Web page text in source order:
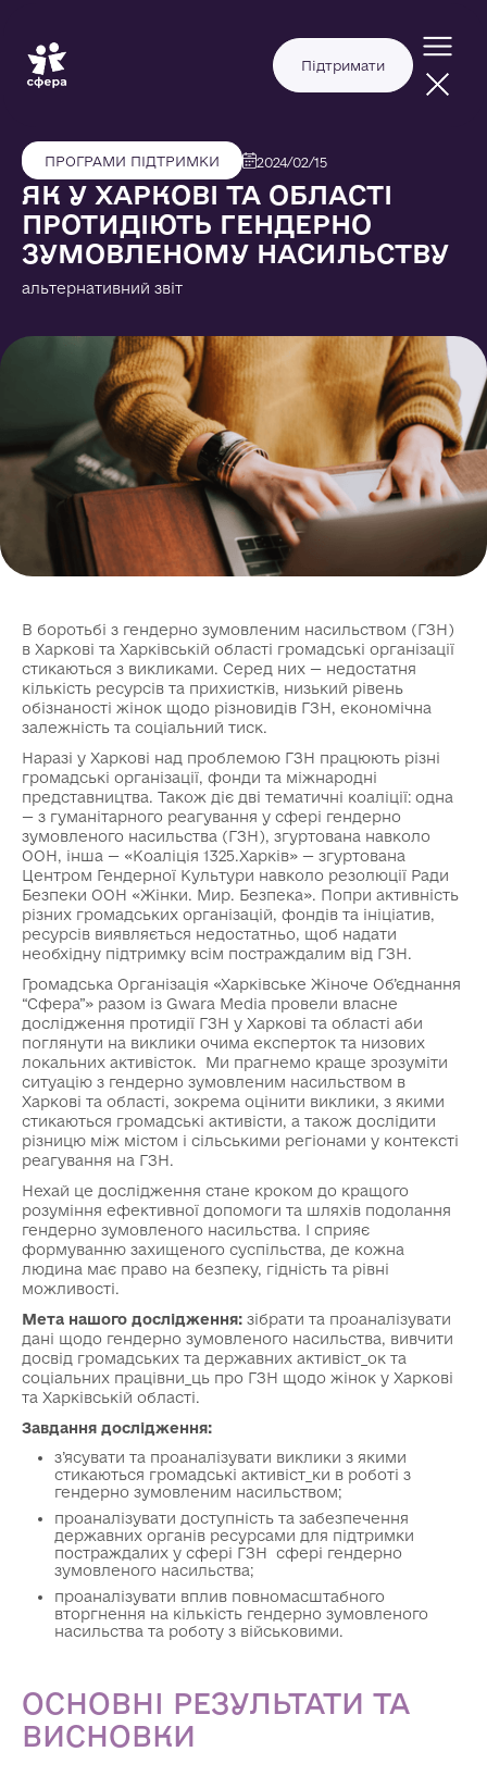
Підтримати
ПРОГРАМИ ПІДТРИМКИ 2024/02/15
ЯК У ХАРКОВІ ТА ОБЛАСТІ
ПРОТИДІЮТЬ ГЕНДЕРНО
ЗУМОВЛЕНОМУ НАСИЛЬСТВУ
альтернативний звіт
В боротьбі з гендерно зумовленим насильством (ГЗН)
в Харкові та Харківській області громадські організації
стикаються з викликами. Серед них — недостатня
кількість ресурсів та прихистків, низький рівень
обізнаності жінок щодо різновидів ГЗН, економічна
залежність та соціальний тиск.
Наразі у Харкові над проблемою ГЗН працюють різні
громадські організації, фонди та міжнародні
представництва. Також діє дві тематичні коаліції: одна
— з гуманітарного реагування у сфері гендерно
зумовленого насильства (ГЗН), згуртована навколо
ООН, інша — «Коаліція 1325.Харків» — згуртована
Центром Гендерної Культури навколо резолюції Ради
Безпеки ООН «Жінки. Мир. Безпека». Попри активність
різних громадських організацій, фондів та ініціатив,
ресурсів виявляється недостатньо, щоб надати
необхідну підтримку всім постраждалим від ГЗН.
Громадська Організація «Харківське Жіноче Об’єднання
“Сфера”» разом із Gwara Media провели власне
дослідження протидії ГЗН у Харкові та області аби
поглянути на виклики очима експерток та низових
локальних активісток. Ми прагнемо краще зрозуміти
ситуацію з гендерно зумовленим насильством в
Харкові та області, зокрема оцінити виклики, з якими
стикаються громадські активісти, а також дослідити
різницю між містом і сільськими регіонами у контексті
реагування на ГЗН.
Нехай це дослідження стане кроком до кращого
розуміння ефективної допомоги та шляхів подолання
гендерно зумовленого насильства. І сприяє
формуванню захищеного суспільства, де кожна
людина має право на безпеку, гідність та рівні
можливості.
Мета нашого дослідження: зібрати та проаналізувати
дані щодо гендерно зумовленого насильства, вивчити
досвід громадських та державних активіст_ок та
соціальних працівни_ць про ГЗН щодо жінок у Харкові
та Харківській області.
Завдання дослідження:
з’ясувати та проаналізувати виклики з якими
стикаються громадські активіст_ки в роботі з
гендерно зумовленим насильством;
проаналізувати доступність та забезпечення
державних органів ресурсами для підтримки
постраждалих у сфері ГЗН сфері гендерно
зумовленого насильства;
проаналізувати вплив повномасштабного
вторгнення на кількість гендерно зумовленого
насильства та роботу з військовими.
ОСНОВНІ РЕЗУЛЬТАТИ ТА
ВИСНОВКИ